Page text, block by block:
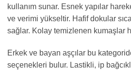
kullanım sunar. Esnek yapılar
ve verimi yükseltir. Hafif dokular
sağlar. Kolay temizlenen kumaşlar
Erkek ve bayan aşçılar bu
seçenekleri bulur. Lastikli, ip